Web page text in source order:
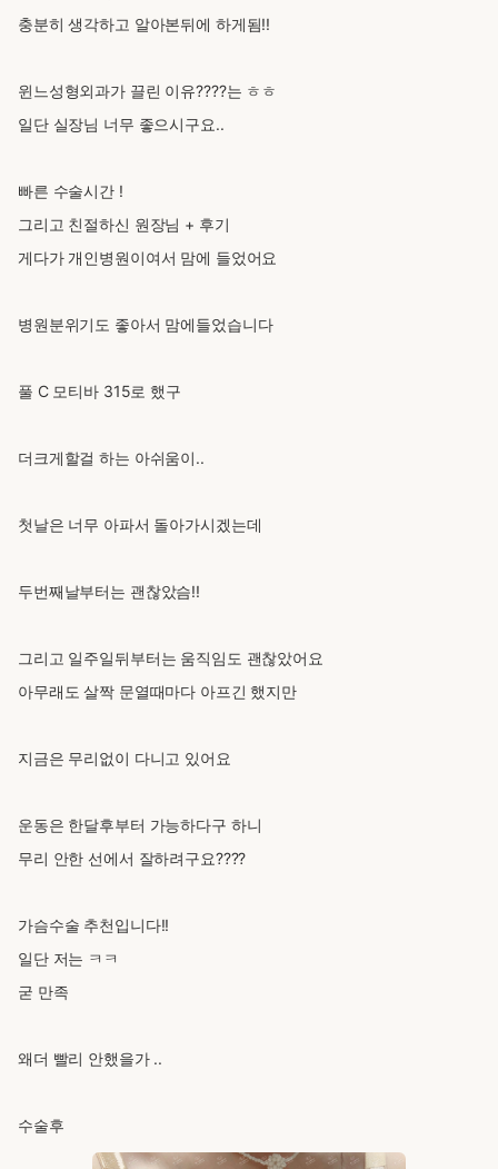
충분히 생각하고 알아본뒤에 하게됨!!
윈느성형외과가 끌린 이유????는 ㅎㅎ
일단 실장님 너무 좋으시구요..
빠른 수술시간 !
그리고 친절하신 원장님 + 후기
게다가 개인병원이여서 맘에 들었어요
병원분위기도 좋아서 맘에들었습니다
풀 C 모티바 315로 했구
더크게할걸 하는 아쉬움이..
첫날은 너무 아파서 돌아가시겠는데
두번째날부터는 괜찮았슴!!
그리고 일주일뒤부터는 움직임도 괜찮았어요
아무래도 살짝 문열때마다 아프긴 했지만
지금은 무리없이 다니고 있어요
운동은 한달후부터 가능하다구 하니
무리 안한 선에서 잘하려구요????
가슴수술 추천입니다!!
일단 저는 ㅋㅋ
굳 만족
왜더 빨리 안했을가 ..
수술후